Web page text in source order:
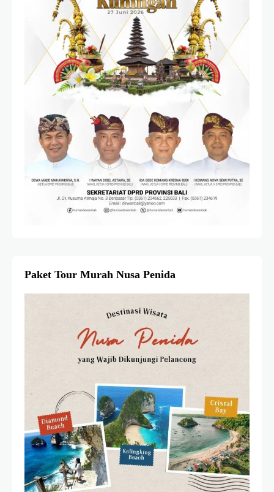
Paket Tour Murah Nusa Penida